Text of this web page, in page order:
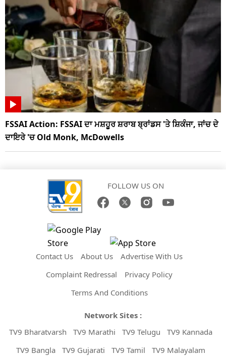
FSSAI Action: FSSAI ਦਾ ਮਸ਼ਹੂਰ ਸ਼ਰਾਬ ਬ੍ਰਾਂਡਸ 'ਤੇ ਸ਼ਿਕੰਜਾ, ਜਾਂਚ ਦੇ
ਦਾਇਰੇ 'ਚ Old Monk, McDowells
FOLLOW US ON
Contact Us About Us
Advertise With Us
Complaint Redressal
Privacy Policy
Terms And Conditions
Network Sites :
TV9 Bharatvarsh
TV9 Marathi TV9 Telugu
TV9 Kannada
TV9 Bangla
TV9 Gujarati TV9 Tamil TV9 Malayalam